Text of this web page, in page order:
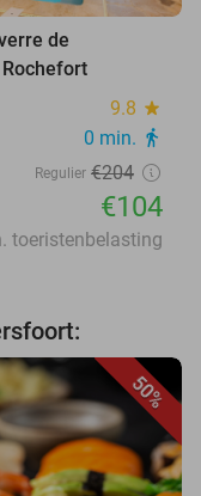
de
9.8 star
0 min. directions_walk
Regulier €204
€104
toeristenbelasting
50%